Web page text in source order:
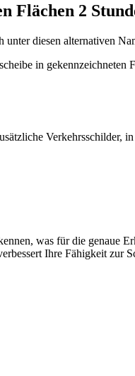
Flächen 2
diesen alternativen
in gekennzeichneten
Verkehrsschilder,
was für die genaue
Ihre Fähigkeit zur